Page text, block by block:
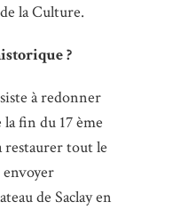
la Culture.
?
à redonner
la fin du 17 ème
restaurer tout le
de Saclay en